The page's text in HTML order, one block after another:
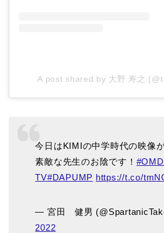
A post shared by 大野 寿之
今日はKIMIの中学時代の映像が
素敵な先生のお陰です！
TV#DAPUMP https://t.co/
— 宮田 健男
2022